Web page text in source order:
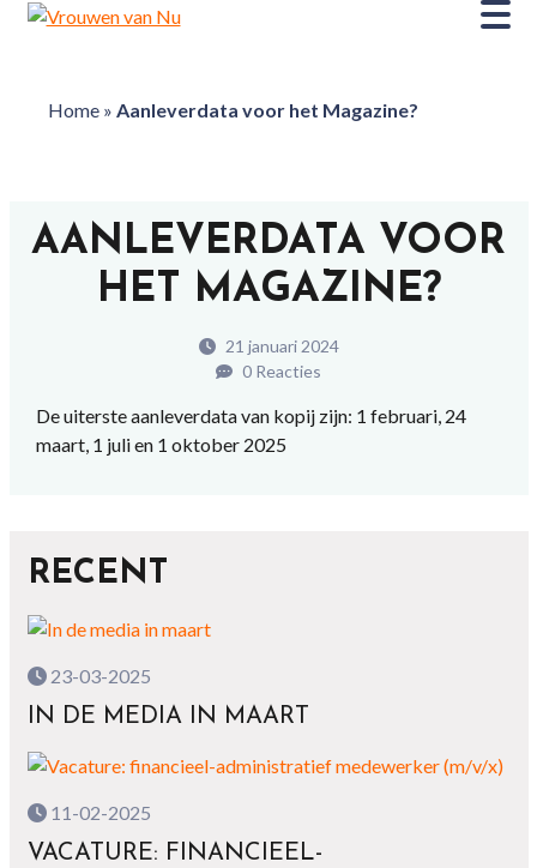
Home» Aanleverdata voor het Magazine?
AANLEVERDATA VOOR
HET MAGAZINE?
21 januari 2024
0 Reacties
De uiterste aanleverdata van kopij zijn: 1 februari, 24
maart, 1 juli en 1 oktober 2025
RECENT
23-03-2025
IN DE MEDIA IN MAART
11-02-2025
VACATURE: FINANCIEEL-